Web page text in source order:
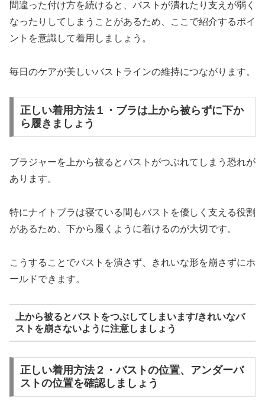
間違った付け方を続けると、バストが潰れたり支えが弱く
なったりしてしまうことがあるため、ここで紹介するポイ
ントを意識して着用しましょう。
毎日のケアが美しいバストラインの維持につながります。
正しい着用方法１・ブラは上から被らずに下か
ら履きましょう
ブラジャーを上から被るとバストがつぶれてしまう恐れが
あります。
特にナイトブラは寝ている間もバストを優しく支える役割
があるため、下から履くように着けるのが大切です。
こうすることでバストを潰さず、きれいな形を崩さずにホ
ールドできます。
上から被るとバストをつぶしてしまいます/きれいなバ
ストを崩さないように注意しましょう
正しい着用方法２・バストの位置、アンダーバ
ストの位置を確認しましょう